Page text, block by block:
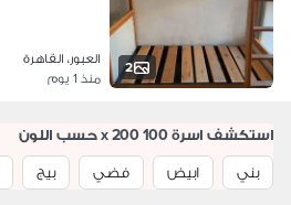
2
العبور، القاهرة
منذ 1 يوم
استكشف اسرة 100 x 200 حسب اللون
بني
ابيض فضي بيج